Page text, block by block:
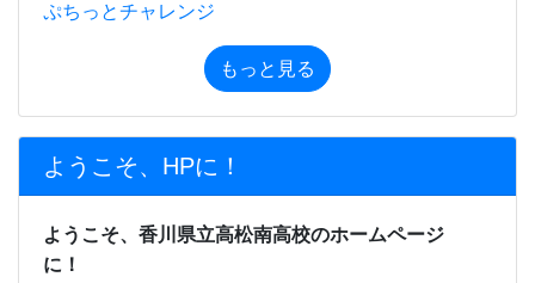
ぷちっとチャレンジ
もっと見る
ようこそ、HPに！
ようこそ、香川県立高松南高校のホームページ
に！